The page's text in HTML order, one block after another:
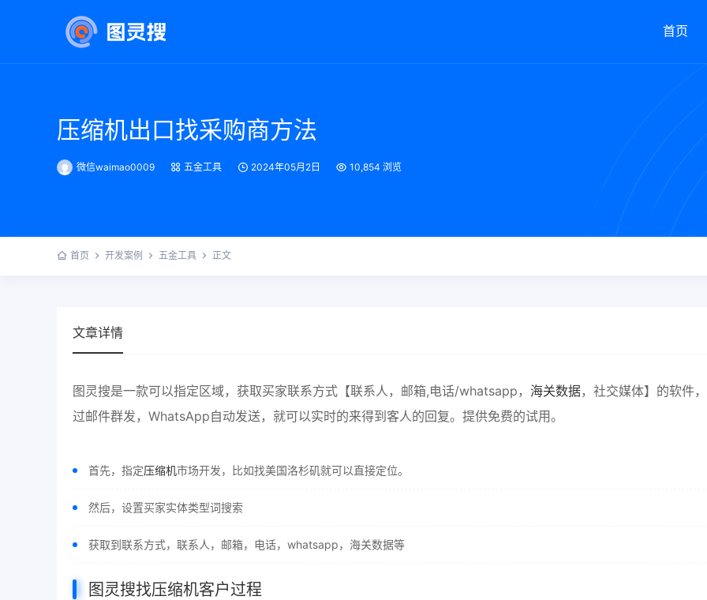
首页
压缩机出口找采购商方法
微信waimao0009 五金工具 2024年05月2日 10,854 浏览
首页 开发案例 五金工具 正文
文章详情
图灵搜是一款可以指定区域，获取买家联系方式【联系人，邮箱,电话/whatsapp， 海关数据，社交媒体】的软件
过邮件群发，WhatsApp自动发送，就可以实时的来得到客人的回复。提供免费的试用。
首先，指定压缩机市场开发，比如找美国洛杉矶就可以直接定位。
然后，设置买家实体类型词搜索
获取到联系方式，联系人，邮箱，电话，whatsapp，海关数据等
图灵搜找压缩机客户过程